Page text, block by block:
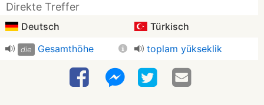
Direkte Treffer
Deutsch Türkisch
die Gesamthöhe toplam yükseklik